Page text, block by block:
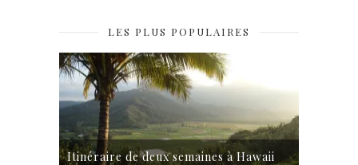
LES PLUS POPULAIRES
Itinéraire de deux semaines à Hawaii